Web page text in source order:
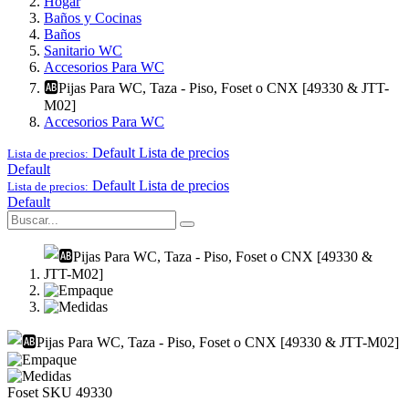
Baños y Cocinas
Baños
Sanitario WC
Accesorios Para WC
🆎Pijas Para WC, Taza - Piso, Foset o CNX [49330 & JTT-
M02]
Accesorios Para WC
Lista de precios: Default Lista de precios
Default
Lista de precios: Default Lista de precios
Default
Foset SKU 49330